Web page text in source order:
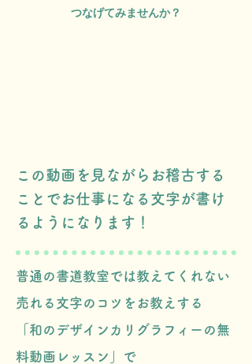
​つなげてみませんか？
​この動画を見ながらお稽古する
ことでお仕事になる文字が書け
るようになります！
普通の書道教室では教えてくれない
​売れる文字のコツをお教えする
「和のデザインカリグラフィーの無
料動画レッスン」で